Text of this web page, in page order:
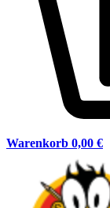
Warenkorb 0,00 €